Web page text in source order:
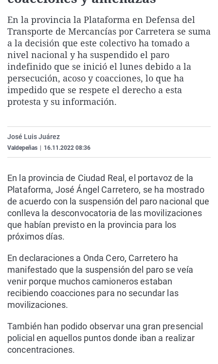
Gente viajera
Como el perro y el
Retornados
Equipo de
Operación Viuda
Galicia
La Rioja
Navarra
País Vasco
Televisión
Elecciones
En la provincia la Plataforma en Defensa del
Transporte de Mercancías por Carretera se suma
a la decisión que este colectivo ha tomado a
nivel nacional y ha suspendido el paro
indefinido que se inició el lunes debido a la
persecución, acoso y coacciones, lo que ha
impedido que se respete el derecho a esta
protesta y su información.
José Luis Juárez
Valdepeñas 16.11.2022 08:36
En la provincia de Ciudad Real, el portavoz de la
Plataforma, José Ángel Carretero, se ha mostrado
de acuerdo con la suspensión del paro nacional que
conlleva la desconvocatoria de las movilizaciones
que habían previsto en la provincia para los
próximos días.
En declaraciones a Onda Cero, Carretero ha
manifestado que la suspensión del paro se veía
venir porque muchos camioneros estaban
recibiendo coacciones para no secundar las
movilizaciones.
También han podido observar una gran presencial
policial en aquellos puntos donde iban a realizar
concentraciones.